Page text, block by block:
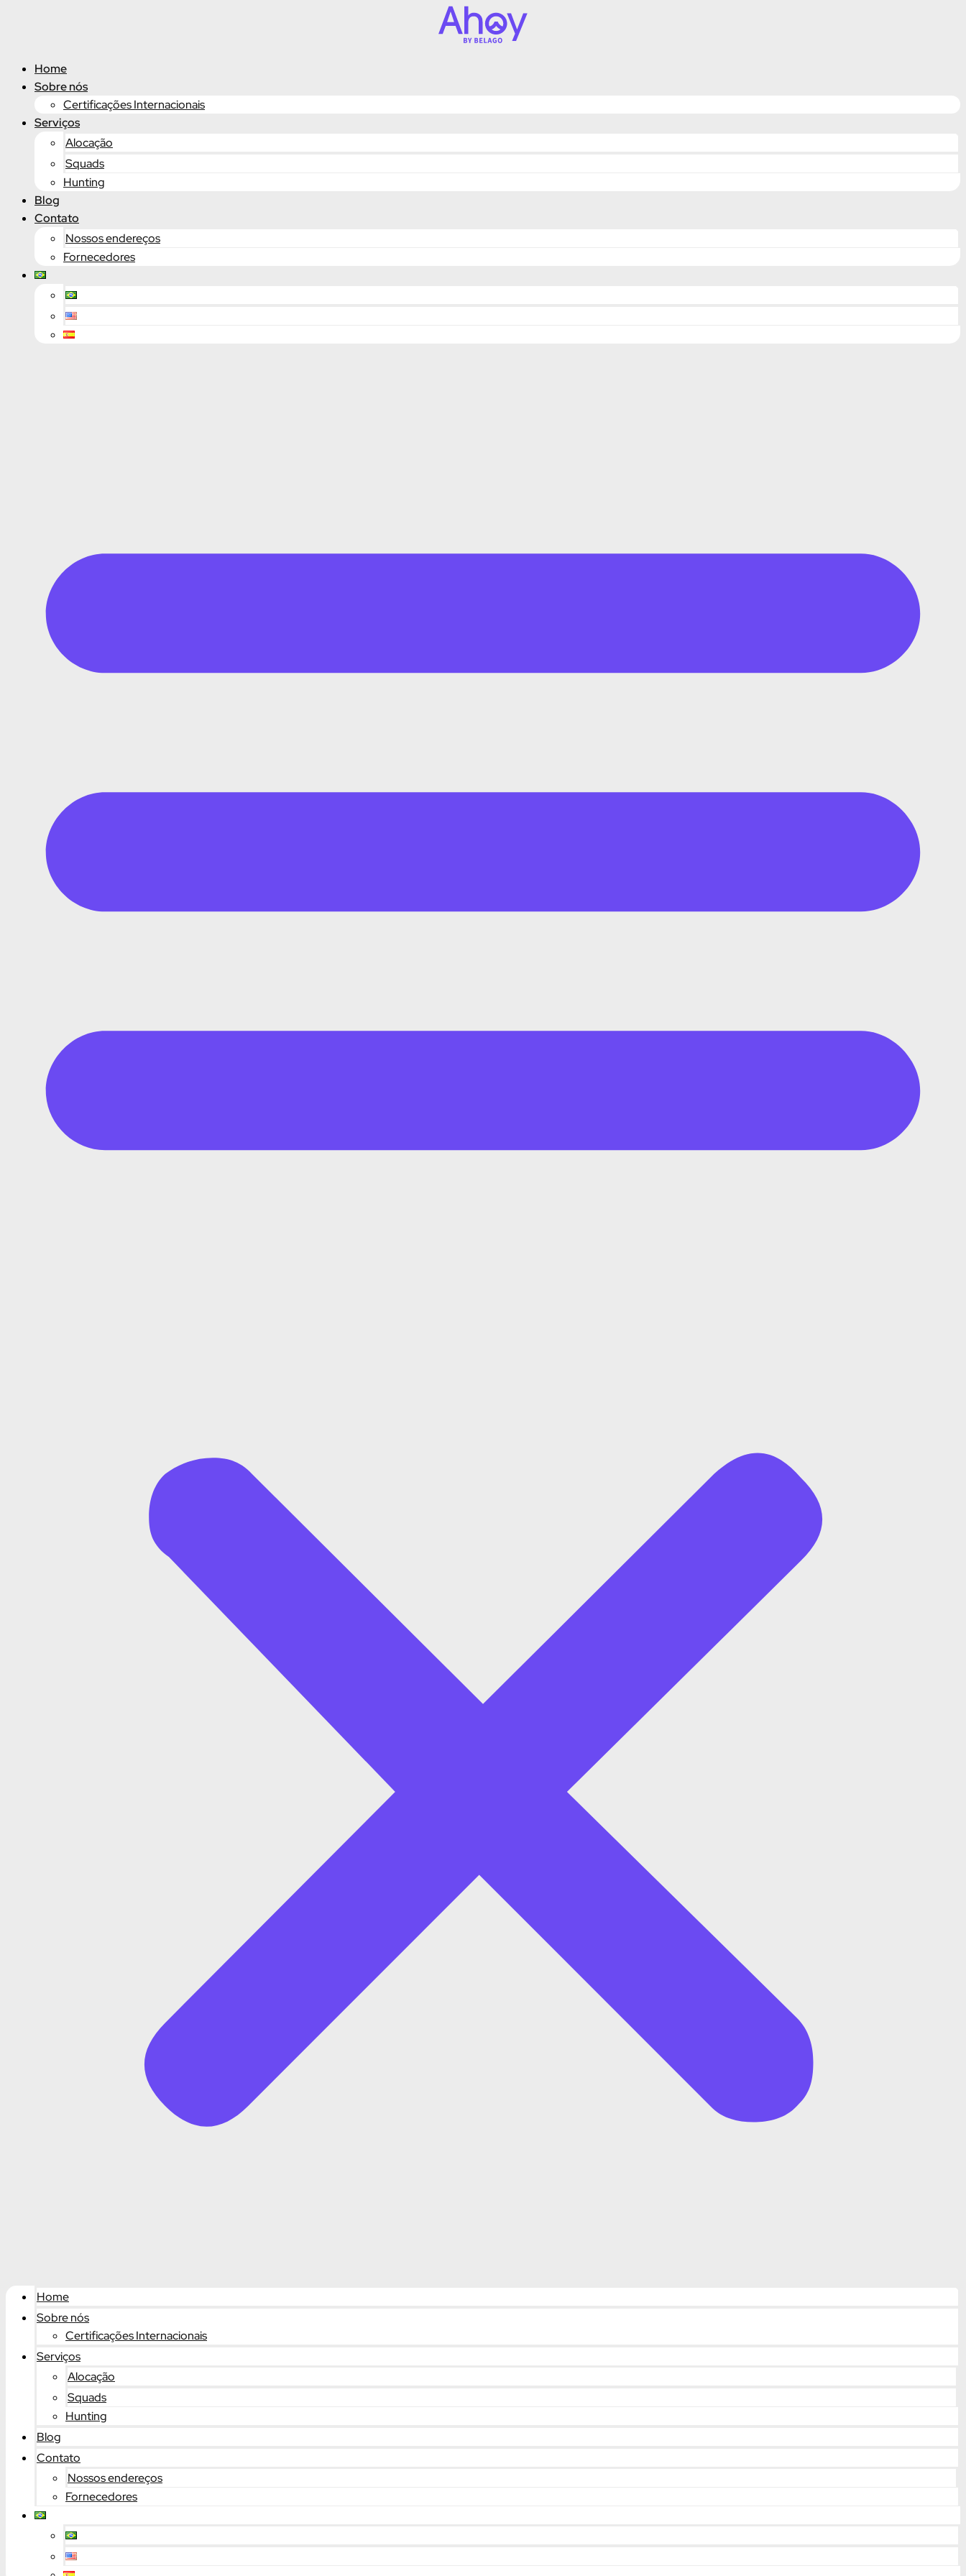
conteúdo
Home
Sobre nós
Certificações Internacionais
Serviços
Alocação
Squads
Hunting
Blog
Contato
Nossos endereços
Fornecedores
Home
Sobre nós
Certificações Internacionais
Serviços
Alocação
Squads
Hunting
Blog
Contato
Nossos endereços
Fornecedores